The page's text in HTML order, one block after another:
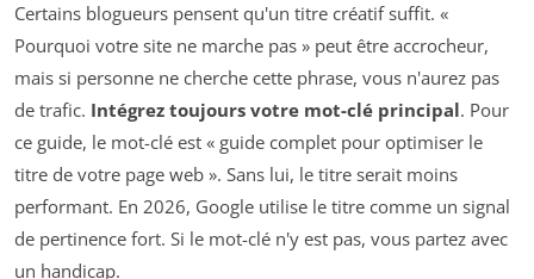
Certains blogueurs pensent qu'un titre créatif suffit. «
Pourquoi votre site ne marche pas » peut être accrocheur,
mais si personne ne cherche cette phrase, vous n'aurez pas
de trafic. Intégrez toujours votre mot-clé principal. Pour
ce guide, le mot-clé est « guide complet pour optimiser le
titre de votre page web ». Sans lui, le titre serait moins
performant. En 2026, Google utilise le titre comme un signal
de pertinence fort. Si le mot-clé n'y est pas, vous partez avec
un handicap.